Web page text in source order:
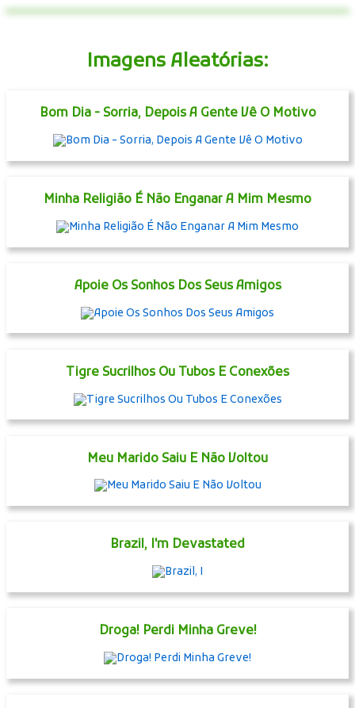
Imagens Aleatórias:
Bom Dia - Sorria, Depois A Gente Vê O Motivo
Minha Religião É Não Enganar A Mim Mesmo
Apoie Os Sonhos Dos Seus Amigos
Tigre Sucrilhos Ou Tubos E Conexões
Meu Marido Saiu E Não Voltou
Brazil, I'm Devastated
Droga! Perdi Minha Greve!